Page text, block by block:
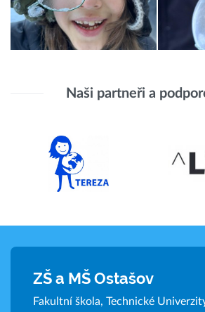
Naši partneři a
ZŠ a MŠ Ostašov
Fakultní škola, Technické